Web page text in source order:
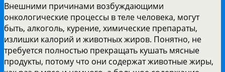
Внешними причинами возбуждающими
онкологические процессы в теле человека, могут
быть, алкоголь, курение, химические препараты,
излишки калорий и животных жиров. Понятно, не
требуется полностью прекращать кушать мясные
продукты, потому что они содержат животные жиры,